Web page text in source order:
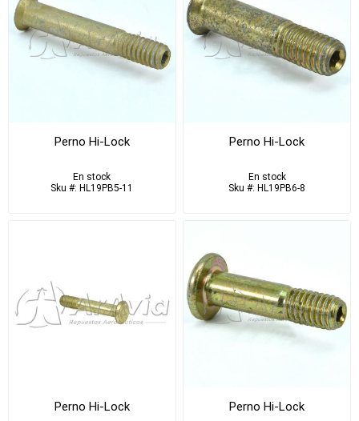
Perno Hi-Lock
En stock
Sku #: HL19PB5-11
Perno Hi-Lock
En stock
Sku #: HL19PB6-8
Perno Hi-Lock Perno Hi-Lock